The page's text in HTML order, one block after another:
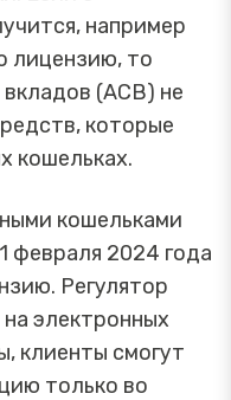
например
лицензию, то
вкладов (АСВ) не
которые
кошельках.
кошельками
февраля 2024 года
Регулятор
на электронных
клиенты смогут
только во